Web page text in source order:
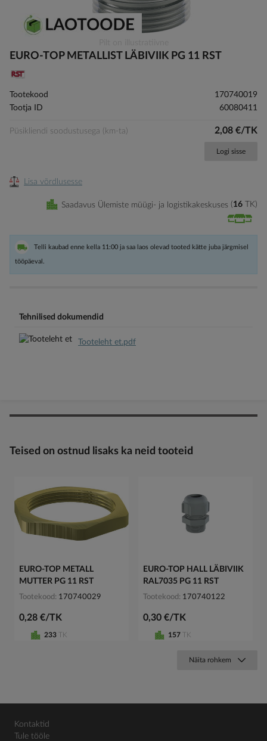
to
beginning
of
images
gallery
EURO-TOP METALLIST LÄBIVIIK PG 11 RST
Tootekood
170740019
Tootja ID
60080411
Püsikliendi soodustusega (km-ta) 2,08 €/TK
Logi sisse
Lisa võrdlusesse
Saadavus Ülemiste müügi- ja logistikakeskuses 16 TK
Telli kaubad enne kella 11:00 ja saa laos olevad tooted kätte juba järgmisel
tööpäeval.
Tehnilised dokumendid
Tooteleht et.pdf
Teised on ostnud lisaks ka neid tooteid
EURO-TOP METALL
MUTTER PG 11 RST
Tootekood 170740029
0,28 €/TK
233 TK
EURO-TOP HALL LÄBIVIIK
RAL7035 PG 11 RST
Tootekood 170740122
0,30 €/TK
157 TK
Näita rohkem
Kontaktid
Tule tööle